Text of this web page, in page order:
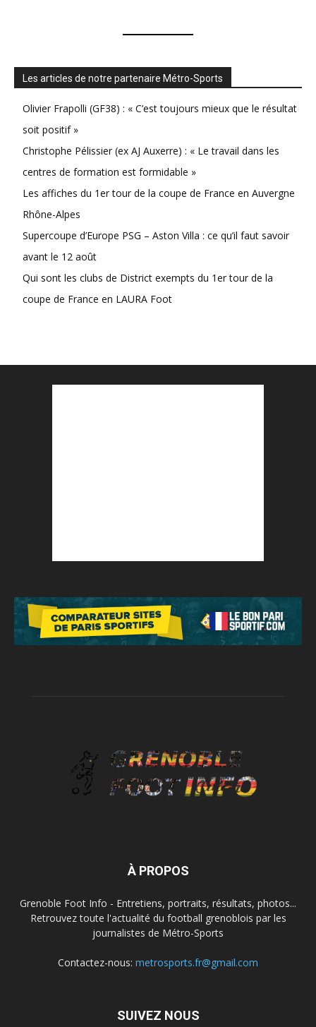
Les articles de notre partenaire Métro-Sports
Olivier Frapolli (GF38) : « C’est toujours mieux que le résultat
soit positif »
Christophe Pélissier (ex AJ Auxerre) : « Le travail dans les
centres de formation est formidable »
Les affiches du 1er tour de la coupe de France en Auvergne
Rhône-Alpes
Supercoupe d’Europe PSG – Aston Villa : ce qu’il faut savoir
avant le 12 août
Qui sont les clubs de District exempts du 1er tour de la
coupe de France en LAURA Foot
À PROPOS
Grenoble Foot Info - Entretiens, portraits, résultats, photos...
Retrouvez toute l'actualité du football grenoblois par les
journalistes de Métro-Sports
Contactez-nous: metrosports.fr@gmail.com
SUIVEZ NOUS